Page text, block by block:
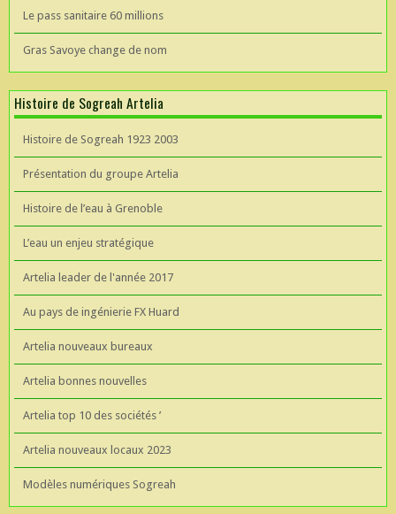
Le pass sanitaire 60 millions
Gras Savoye change de nom
Histoire de Sogreah Artelia
Histoire de Sogreah 1923 2003
Présentation du groupe Artelia
Histoire de l’eau à Grenoble
L’eau un enjeu stratégique
Artelia leader de l'année 2017
Au pays de ingénierie FX Huard
Artelia nouveaux bureaux
Artelia bonnes nouvelles
Artelia top 10 des sociétés ’
Artelia nouveaux locaux 2023
Modèles numériques Sogreah